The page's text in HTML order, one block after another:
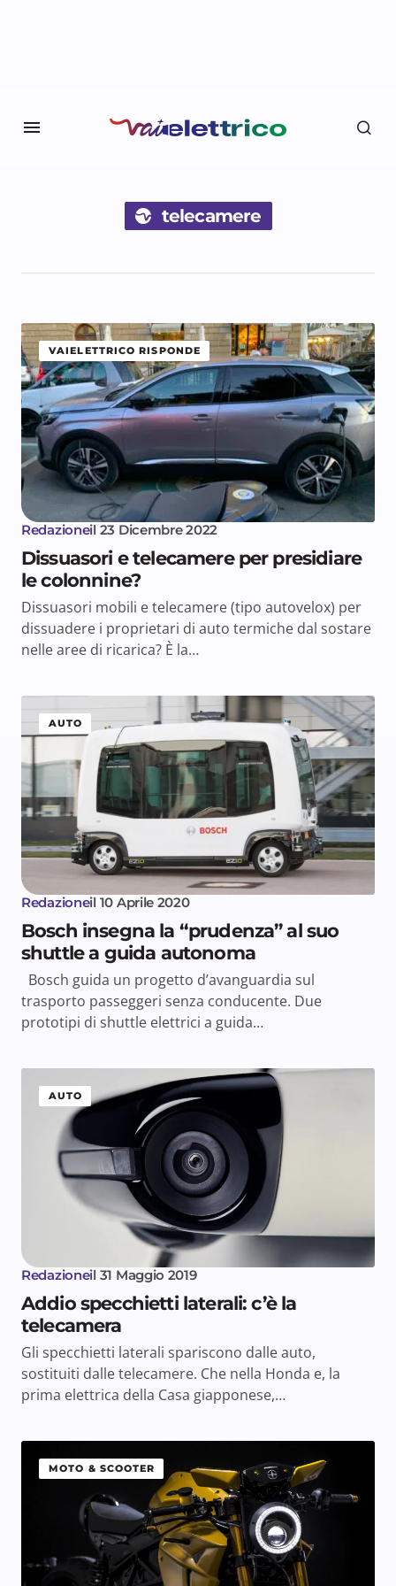
telecamere
VAIELETTRICO RISPONDE
Redazioneil 23 Dicembre 2022
Dissuasori e telecamere per presidiare
le colonnine?
Dissuasori mobili e telecamere (tipo autovelox) per
dissuadere i proprietari di auto termiche dal sostare
nelle aree di ricarica? È la…
AUTO
Redazioneil 10 Aprile 2020
Bosch insegna la “prudenza” al suo
shuttle a guida autonoma
Bosch guida un progetto d’avanguardia sul
trasporto passeggeri senza conducente. Due
prototipi di shuttle elettrici a guida…
AUTO
Redazioneil 31 Maggio 2019
Addio specchietti laterali: c’è la
telecamera
Gli specchietti laterali spariscono dalle auto,
sostituiti dalle telecamere. Che nella Honda e, la
prima elettrica della Casa giapponese,…
MOTO & SCOOTER